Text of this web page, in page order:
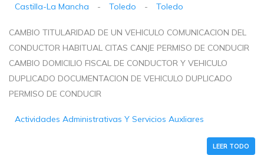
Castilla-La Mancha - Toledo - Toledo
CAMBIO TITULARIDAD DE UN VEHICULO COMUNICACION DEL
CONDUCTOR HABITUAL CITAS CANJE PERMISO DE CONDUCIR
CAMBIO DOMICILIO FISCAL DE CONDUCTOR Y VEHICULO
DUPLICADO DOCUMENTACION DE VEHICULO DUPLICADO
PERMISO DE CONDUCIR
Actividades Administrativas Y Servicios Auxliares
LEER TODO